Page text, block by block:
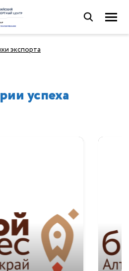
экспорта
успеха